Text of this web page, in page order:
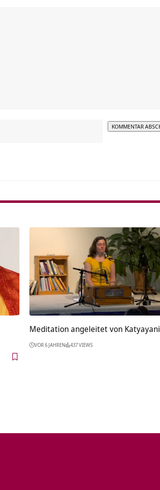
Meditation angeleitet von Katyayani
VOR 6 JAHREN 437 VIEWS